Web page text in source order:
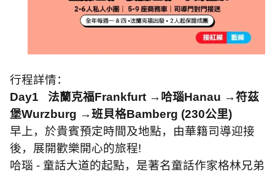
行程詳情：
Day1 法蘭克福Frankfurt →哈瑙Hanau →符茲
堡Wurzburg →班貝格Bamberg (230公里)
早上，於貴賓預定時間及地點，由華籍司導迎接
後，展開歡樂開心的旅程!
哈瑙 - 童話大道的起點，是著名童話作家格林兄弟